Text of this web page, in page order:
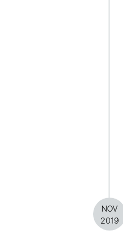
NOV
2019